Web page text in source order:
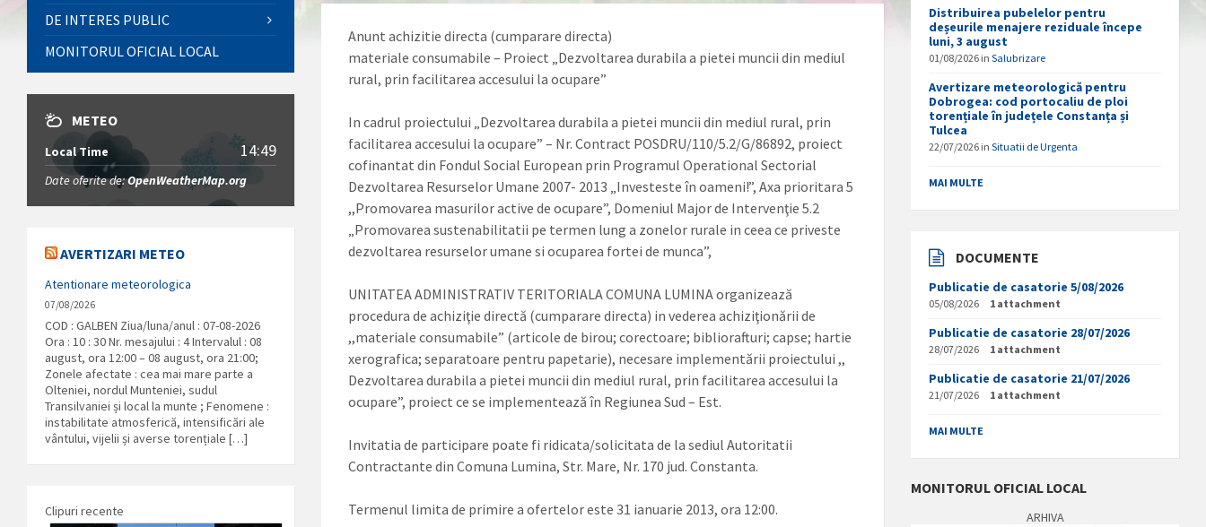
Anunt achizitie directa (cumparare directa)
materiale consumabile – Proiect „Dezvoltarea durabila a pietei muncii din mediul
rural, prin facilitarea accesului la ocupare”
In cadrul proiectului „Dezvoltarea durabila a pietei muncii din mediul rural, prin
facilitarea accesului la ocupare” – Nr. Contract POSDRU/110/5.2/G/86892, proiect
cofinantat din Fondul Social European prin Programul Operational Sectorial
Dezvoltarea Resurselor Umane 2007- 2013 „Investeste în oameni!”, Axa prioritara 5
,,Promovarea masurilor active de ocupare”, Domeniul Major de Intervenţie 5.2
„Promovarea sustenabilitatii pe termen lung a zonelor rurale in ceea ce priveste
dezvoltarea resurselor umane si ocuparea fortei de munca”,
UNITATEA ADMINISTRATIV TERITORIALA COMUNA LUMINA organizează
procedura de achiziţie directă (cumparare directa) in vederea achiziţionării de
,,materiale consumabile” (articole de birou; corectoare; bibliorafturi; capse; hartie
xerografica; separatoare pentru papetarie), necesare implementării proiectului ,,
Dezvoltarea durabila a pietei muncii din mediul rural, prin facilitarea accesului la
ocupare”, proiect ce se implementează în Regiunea Sud – Est.
Invitatia de participare poate fi ridicata/solicitata de la sediul Autoritatii
Contractante din Comuna Lumina, Str. Mare, Nr. 170 jud. Constanta.
Termenul limita de primire a ofertelor este 31 ianuarie 2013, ora 12:00.
DE INTERES PUBLIC
MONITORUL OFICIAL LOCAL
METEO
Local Time 14:49
Date oferite de:OpenWeatherMap.org
AVERTIZARI METEO
Atentionare meteorologica
07/08/2026
COD : GALBEN Ziua/luna/anul : 07-08-2026
Ora : 10 : 30 Nr. mesajului : 4 Intervalul : 08
august, ora 12:00 – 08 august, ora 21:00;
Zonele afectate : cea mai mare parte a
Olteniei, nordul Munteniei, sudul
Transilvaniei și local la munte ; Fenomene :
instabilitate atmosferică, intensificări ale
vântului, vijelii și averse torențiale […]
Clipuri recente
Distribuirea pubelelor pentru
deșeurile menajere reziduale începe
luni, 3 august
01/08/2026 inSalubrizare
Avertizare meteorologică pentru
Dobrogea: cod portocaliu de ploi
torențiale în județele Constanța și
Tulcea
22/07/2026 inSituatii de Urgenta
MAI MULTE
DOCUMENTE
Publicatie de casatorie 5/08/2026
05/08/2026 1 attachment
Publicatie de casatorie 28/07/2026
28/07/2026 1 attachment
Publicatie de casatorie 21/07/2026
21/07/2026 1 attachment
MAI MULTE
MONITORUL OFICIAL LOCAL
ARHIVA